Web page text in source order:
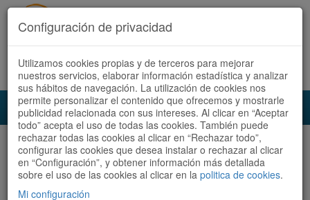
Acceder Registrate ahora Español | Català
Audioruta Todas las rutas
Todas las rutas
Ordenar por: Más recientes /
Configuración de privacidad
Utilizamos cookies propias y de terceros para mejorar
nuestros servicios, elaborar información estadística y analizar
sus hábitos de navegación. La utilización de cookies nos
permite personalizar el contenido que ofrecemos y mostrarle
publicidad relacionada con sus intereses. Al clicar en “Aceptar
todo” acepta el uso de todas las cookies. También puede
rechazar todas las cookies al clicar en “Rechazar todo”,
configurar las cookies que desea instalar o rechazar al clicar
en “Configuración”, y obtener información más detallada
sobre el uso de las cookies al clicar en la politica de cookies.
Mi configuración